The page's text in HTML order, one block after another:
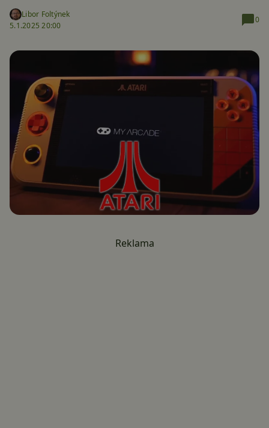
Libor Foltýnek
5.1.2025 20:00
0
Reklama